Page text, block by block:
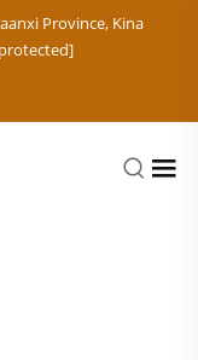
Province, Kina